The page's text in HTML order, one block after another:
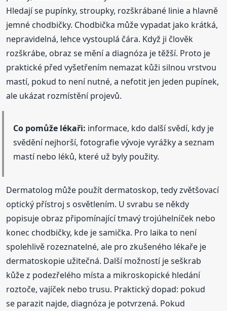
Hledají se pupínky, stroupky, rozškrábané linie a hlavně
jemné chodbičky. Chodbička může vypadat jako krátká,
nepravidelná, lehce vystouplá čára. Když ji člověk
rozškrábe, obraz se mění a diagnóza je těžší. Proto je
praktické před vyšetřením nemazat kůži silnou vrstvou
mastí, pokud to není nutné, a nefotit jen jeden pupínek,
ale ukázat rozmístění projevů.
Co pomůže lékaři: informace, kdo další svědí, kdy je
svědění nejhorší, fotografie vývoje vyrážky a seznam
mastí nebo léků, které už byly použity.
Dermatolog může použít dermatoskop, tedy zvětšovací
optický přístroj s osvětlením. U svrabu se někdy
popisuje obraz připomínající tmavý trojúhelníček nebo
konec chodbičky, kde je samička. Pro laika to není
spolehlivě rozeznatelné, ale pro zkušeného lékaře je
dermatoskopie užitečná. Další možností je seškrab
kůže z podezřelého místa a mikroskopické hledání
roztoče, vajíček nebo trusu. Praktický dopad: pokud
se parazit najde, diagnóza je potvrzená. Pokud